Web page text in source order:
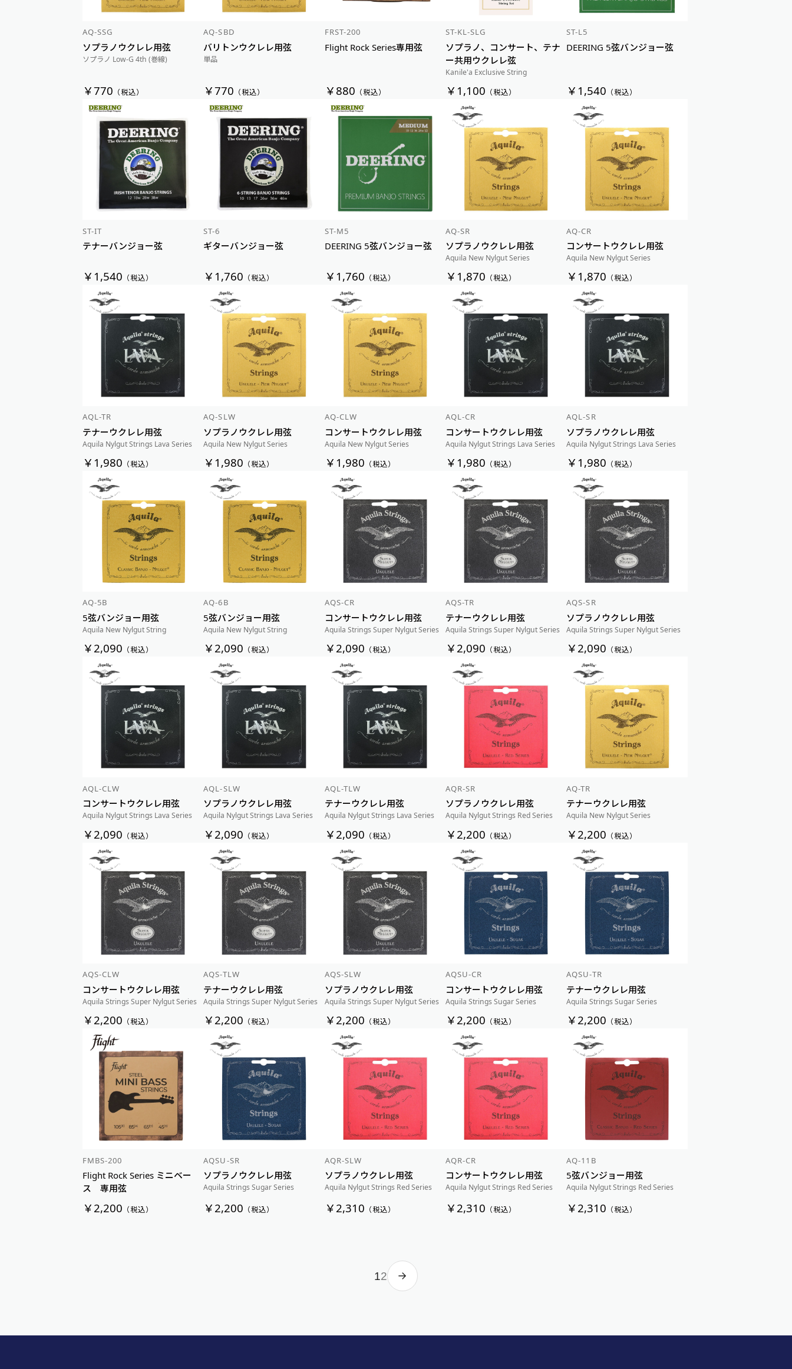
AQ-SSG
ソプラノウクレレ用弦
ソプラノ Low-G 4th (巻線)
￥770 （税込）
AQ-SBD
バリトンウクレレ用弦
単品
￥770 （税込）
FRST-200
Flight Rock Series専用弦
￥880 （税込）
ST-KL-SLG
ソプラノ、コンサート、テナ
ー共用ウクレレ弦
Kanile'a Exclusive String
￥1,100 （税込）
ST-L5
DEERING 5弦バンジョー弦
￥1,540 （税込）
ST-IT
テナーバンジョー弦
￥1,540 （税込）
ST-6
ギターバンジョー弦
￥1,760 （税込）
ST-M5
DEERING 5弦バンジョー弦
￥1,760 （税込）
AQ-SR
ソプラノウクレレ用弦
Aquila New Nylgut Series
￥1,870 （税込）
AQ-CR
コンサートウクレレ用弦
Aquila New Nylgut Series
￥1,870 （税込）
AQL-TR
テナーウクレレ用弦
Aquila Nylgut Strings Lava Series
￥1,980 （税込）
AQ-SLW
ソプラノウクレレ用弦
Aquila New Nylgut Series
￥1,980 （税込）
AQ-CLW
コンサートウクレレ用弦
Aquila New Nylgut Series
￥1,980 （税込）
AQL-CR
コンサートウクレレ用弦
Aquila Nylgut Strings Lava Series
￥1,980 （税込）
AQL-SR
ソプラノウクレレ用弦
Aquila Nylgut Strings Lava Series
￥1,980 （税込）
AQ-5B
5弦バンジョー用弦
Aquila New Nylgut String
￥2,090 （税込）
AQ-6B
5弦バンジョー用弦
Aquila New Nylgut String
￥2,090 （税込）
AQS-CR
コンサートウクレレ用弦
Aquila Strings Super Nylgut Series
￥2,090 （税込）
AQS-TR
テナーウクレレ用弦
Aquila Strings Super Nylgut Series
￥2,090 （税込）
AQS-SR
ソプラノウクレレ用弦
Aquila Strings Super Nylgut Series
￥2,090 （税込）
AQL-CLW
コンサートウクレレ用弦
Aquila Nylgut Strings Lava Series
￥2,090 （税込）
AQL-SLW
ソプラノウクレレ用弦
Aquila Nylgut Strings Lava Series
￥2,090 （税込）
AQL-TLW
テナーウクレレ用弦
Aquila Nylgut Strings Lava Series
￥2,090 （税込）
AQR-SR
ソプラノウクレレ用弦
Aquila Nylgut Strings Red Series
￥2,200 （税込）
AQ-TR
テナーウクレレ用弦
Aquila New Nylgut Series
￥2,200 （税込）
AQS-CLW
コンサートウクレレ用弦
Aquila Strings Super Nylgut Series
￥2,200 （税込）
AQS-TLW
テナーウクレレ用弦
Aquila Strings Super Nylgut Series
￥2,200 （税込）
AQS-SLW
ソプラノウクレレ用弦
Aquila Strings Super Nylgut Series
￥2,200 （税込）
AQSU-CR
コンサートウクレレ用弦
Aquila Strings Sugar Series
￥2,200 （税込）
AQSU-TR
テナーウクレレ用弦
Aquila Strings Sugar Series
￥2,200 （税込）
FMBS-200
Flight Rock Series ミニベー
ス 専用弦
￥2,200 （税込）
AQSU-SR
ソプラノウクレレ用弦
Aquila Strings Sugar Series
￥2,200 （税込）
AQR-SLW
ソプラノウクレレ用弦
Aquila Nylgut Strings Red Series
￥2,310 （税込）
AQR-CR
コンサートウクレレ用弦
Aquila Nylgut Strings Red Series
￥2,310 （税込）
AQ-11B
5弦バンジョー用弦
Aquila Nylgut Strings Red Series
￥2,310 （税込）
12